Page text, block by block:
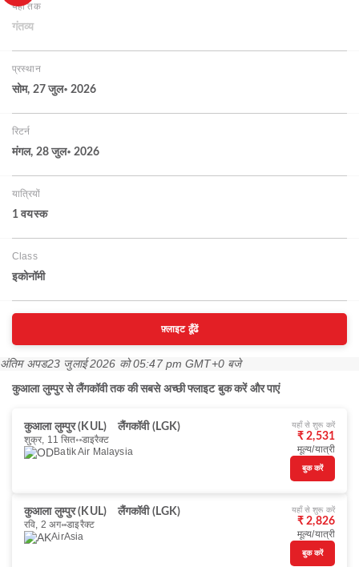
यहाँ तक
गंतव्य
प्रस्थान
सोम, 27 जुल॰ 2026
रिटर्न
मंगल, 28 जुल॰ 2026
यात्रियों
1 वयस्‍क
Class
इकोनॉमी
फ़्लाइट ढूँढें
अंतिम अपड23 जुलाई 2026 को 05:47 pm GMT+0 बजे
कुआला लुम्पुर से लैंगकॉवी तक की सबसे अच्छी फ्लाइट बुक करें और पाएं
कुआला लुम्पुर (KUL)
लैंगकॉवी (LGK)
शुक्र, 11 सित॰ डाइरैक्ट
Batik Air Malaysia
यहाँ से शुरू करें
₹ 2,531
मूल्य/यात्री
बुक करें
कुआला लुम्पुर (KUL)
लैंगकॉवी (LGK)
रवि, 2 अग॰ डाइरैक्ट
AirAsia
यहाँ से शुरू करें
₹ 2,826
मूल्य/यात्री
बुक करें